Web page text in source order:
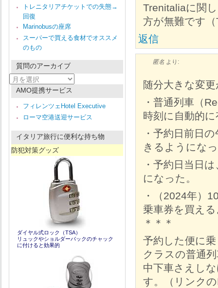
Trenitaliaに関
方が無難です
返信
匿名 より:
随分大きな変
・普通列車（
時刻に自動的
・予約日前日
きるようにな
・予約日当日
になった。
・（2024年）
乗車券を買え
＊＊＊
予約した便に
クラスの普通
中下車さえし
す。（リンク
トレニタリアチケットでの失態→
回復
Marinobusの座席
スーパーで買える食材でオススメ
のもの
質問のアーカイブ
質
問
AMO提携サービス
フィレンツェHotel Executive
ローマ空港送迎サービス
イタリア旅行に便利な持ち物
防犯対策グッズ
ダイヤル式ロック（TSA）
リュックやショルダーバックのチャック
に付けると効果的